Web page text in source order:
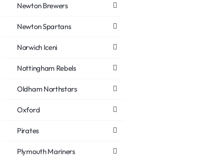
Newton Brewers
Newton Spartans
Norwich Iceni
Nottingham Rebels
Oldham Northstars
Oxford
Pirates
Plymouth Mariners